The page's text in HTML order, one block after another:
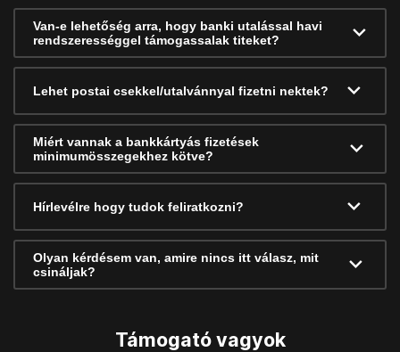
Van-e lehetőség arra, hogy banki utalással havi
rendszerességgel támogassalak titeket?
Lehet postai csekkel/utalvánnyal fizetni nektek?
Miért vannak a bankkártyás fizetések
minimumösszegekhez kötve?
Hírlevélre hogy tudok feliratkozni?
Olyan kérdésem van, amire nincs itt válasz, mit
csináljak?
Támogató vagyok